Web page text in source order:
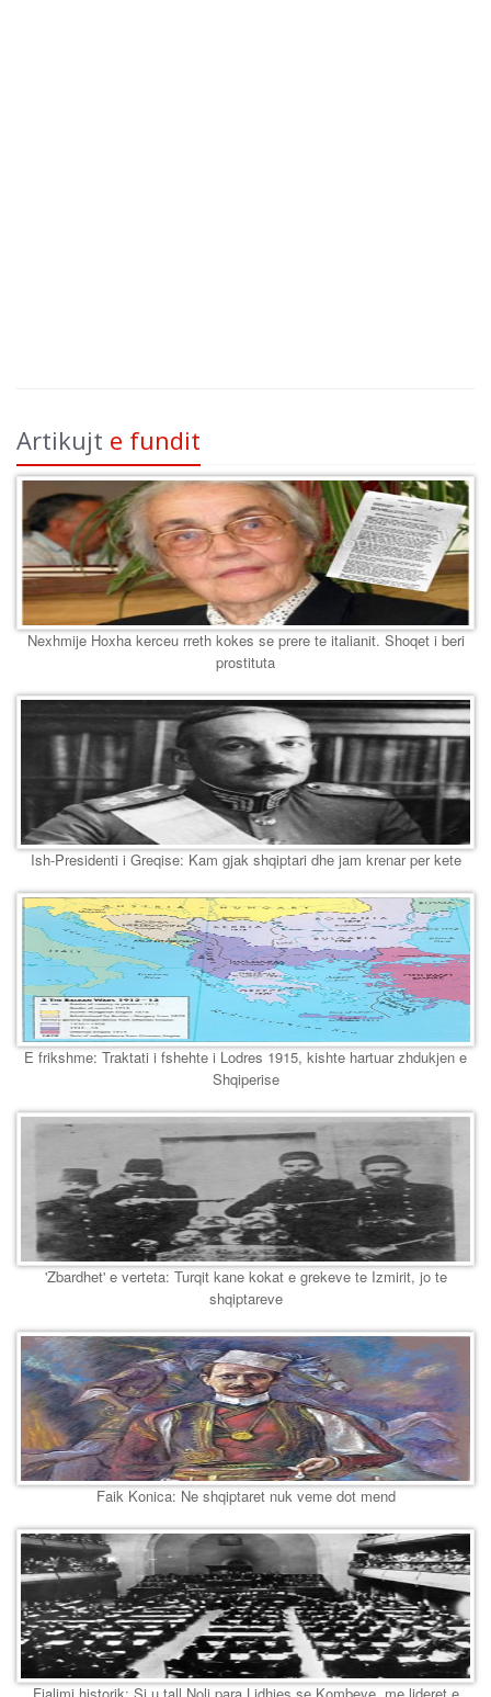
Artikujt e fundit
Nexhmije Hoxha kerceu rreth kokes se prere te italianit. Shoqet i beri
prostituta
Ish-Presidenti i Greqise: Kam gjak shqiptari dhe jam krenar per kete
E frikshme: Traktati i fshehte i Lodres 1915, kishte hartuar zhdukjen e
Shqiperise
'Zbardhet' e verteta: Turqit kane kokat e grekeve te Izmirit, jo te
shqiptareve
Faik Konica: Ne shqiptaret nuk veme dot mend